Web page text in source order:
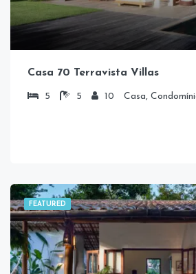
Casa 70 Terravista Villas
5 5 10 Casa,
FEATURED